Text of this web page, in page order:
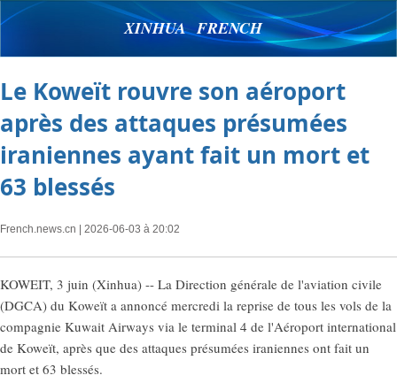
XINHUA FRENCH
Le Koweït rouvre son aéroport
après des attaques présumées
iraniennes ayant fait un mort et
63 blessés
French.news.cn | 2026-06-03 à 20:02
KOWEIT, 3 juin (Xinhua) -- La Direction générale de l'aviation civile
(DGCA) du Koweït a annoncé mercredi la reprise de tous les vols de la
compagnie Kuwait Airways via le terminal 4 de l'Aéroport international
de Koweït, après que des attaques présumées iraniennes ont fait un
mort et 63 blessés.